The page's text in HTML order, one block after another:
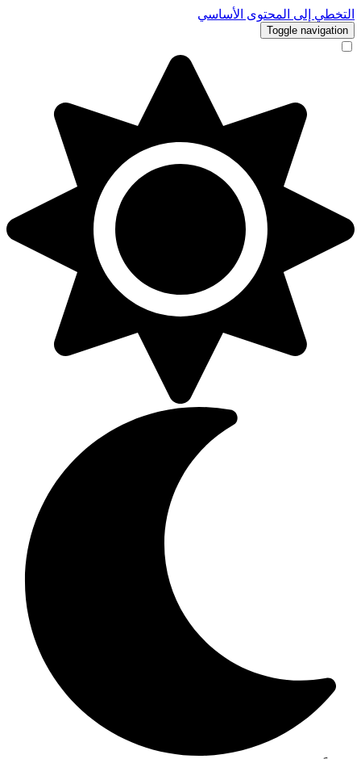
التخطي إلى المحتوى الأساسي
Toggle navigation